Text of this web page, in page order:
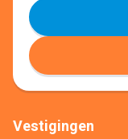
Vestigingen